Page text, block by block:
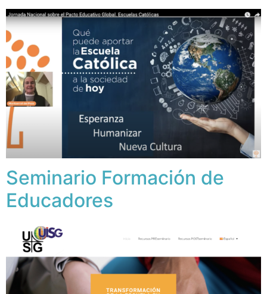
Seminario Formación de
Educadores